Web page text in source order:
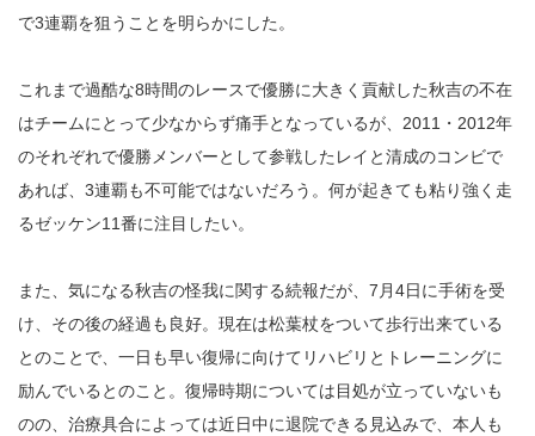
で3連覇を狙うことを明らかにした。
これまで過酷な8時間のレースで優勝に大きく貢献した秋吉の不在
はチームにとって少なからず痛手となっているが、2011・2012年
のそれぞれで優勝メンバーとして参戦したレイと清成のコンビで
あれば、3連覇も不可能ではないだろう。何が起きても粘り強く走
るゼッケン11番に注目したい。
また、気になる秋吉の怪我に関する続報だが、7月4日に手術を受
け、その後の経過も良好。現在は松葉杖をついて歩行出来ている
とのことで、一日も早い復帰に向けてリハビリとトレーニングに
励んでいるとのこと。復帰時期については目処が立っていないも
のの、治療具合によっては近日中に退院できる見込みで、本人も